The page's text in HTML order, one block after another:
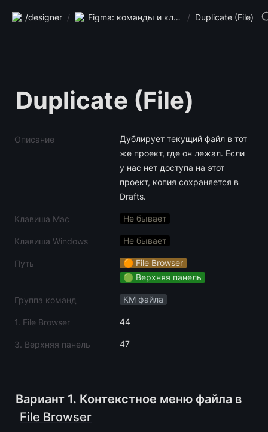
/designer / Figma: команды и клавиши / Duplicate (File)
Duplicate (File)
Описание
Дублирует текущий файл в тот
же проект, где он лежал. Если
у нас нет доступа на этот
проект, копия сохраняется в
Drafts.
Клавиша Mac Не бывает
Клавиша Windows Не бывает
Путь
🟠 File Browser
🟢 Верхняя панель
Группа команд КМ файла
1. File Browser 44
3. Верхняя панель 47
Вариант 1. Контекстное меню файла в
File Browser